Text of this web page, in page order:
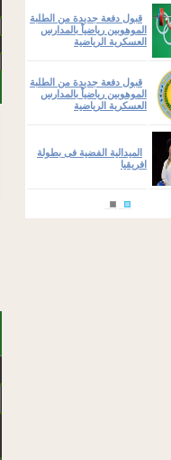
قبول دفعة جديدة من الطلبة
الموهوبين رياضياً بالمدارس
العسكرية الرياضية
قبول دفعة جديدة من الطلبة
الموهوبين رياضياً بالمدارس
العسكرية الرياضية
الميدالية الفضية فى بطولة
افريقيا